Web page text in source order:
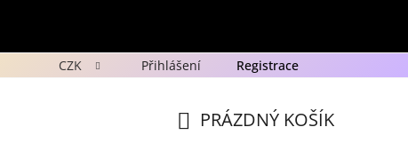
Ochrana osobních údajů GDPR Novinky
CZK Přihlášení Registrace
PRÁZDNÝ KOŠÍK